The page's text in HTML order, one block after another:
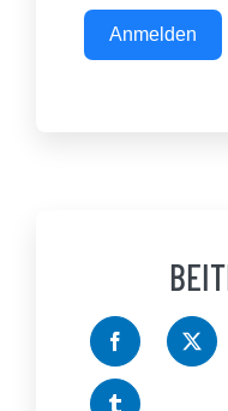
Anmelden